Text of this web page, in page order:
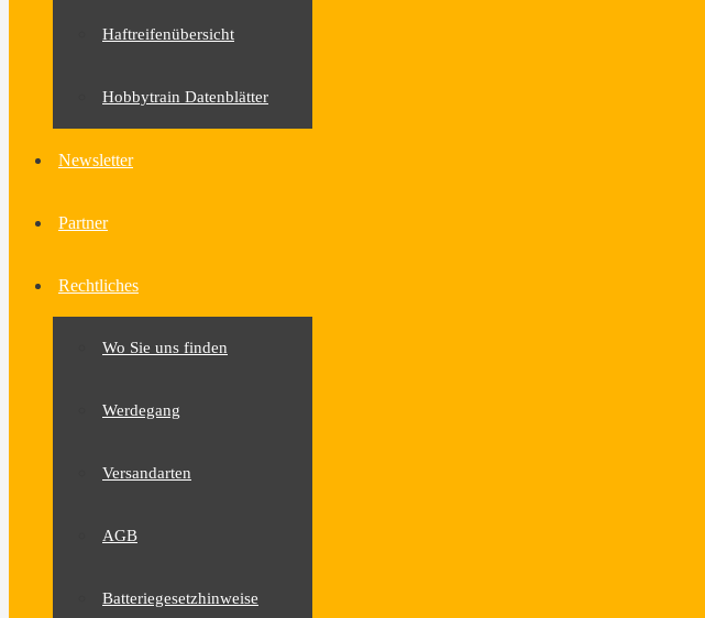
Haftreifenübersicht
Hobbytrain Datenblätter
Newsletter
Partner
Rechtliches
Wo Sie uns finden
Werdegang
Versandarten
AGB
Batteriegesetzhinweise